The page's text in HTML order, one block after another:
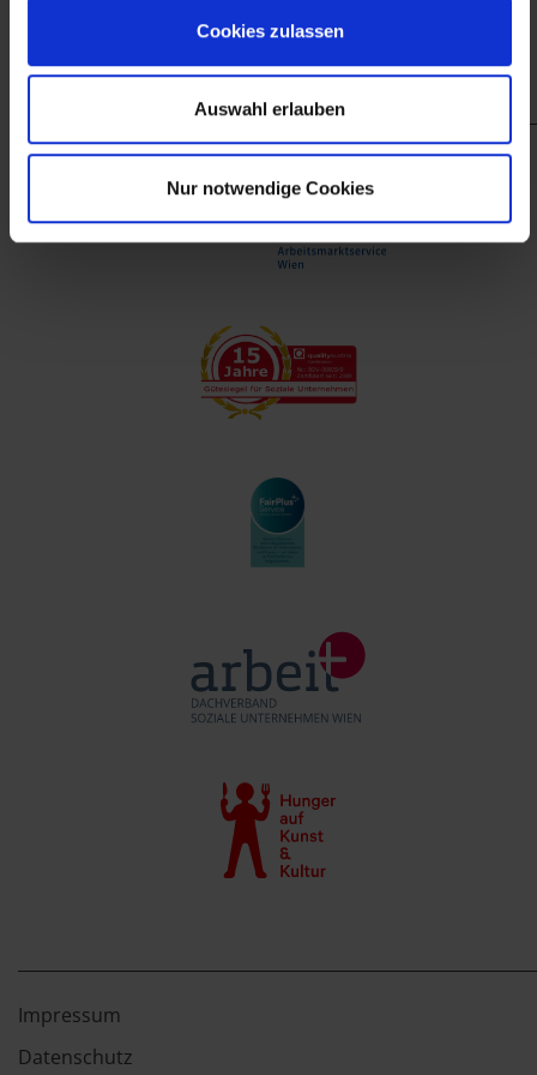
Cookies zulassen
Auswahl erlauben
Nur notwendige Cookies
finanzieller Unterstützung des Arbeitsmarktservice
Wien.
Impressum
Datenschutz